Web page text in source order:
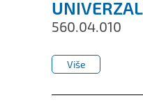
560.04.010
Više